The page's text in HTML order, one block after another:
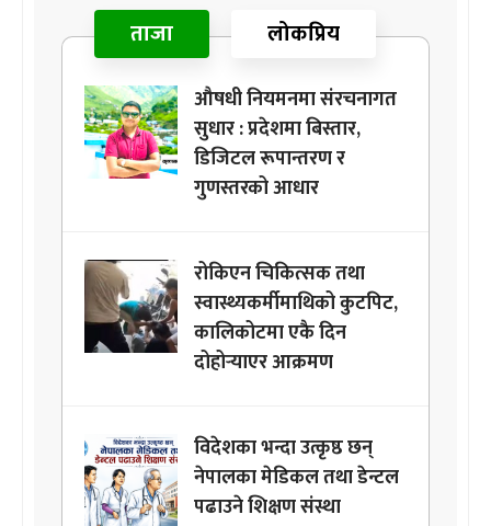
ताजा लोकप्रिय
औषधी नियमनमा संरचनागत
सुधार : प्रदेशमा बिस्तार,
डिजिटल रूपान्तरण र
गुणस्तरको आधार
रोकिएन चिकित्सक तथा
स्वास्थ्यकर्मीमाथिको कुटपिट,
कालिकोटमा एकै दिन
दोहोर्‍याएर आक्रमण
विदेशका भन्दा उत्कृष्ठ छन्
नेपालका मेडिकल तथा डेन्टल
पढाउने शिक्षण संस्था